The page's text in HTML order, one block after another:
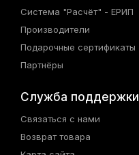
Система "Расчёт" - ЕРИП
Производители
Подарочные сертификаты
Партнёры
Служба поддержки
Связаться с нами
Возврат товара